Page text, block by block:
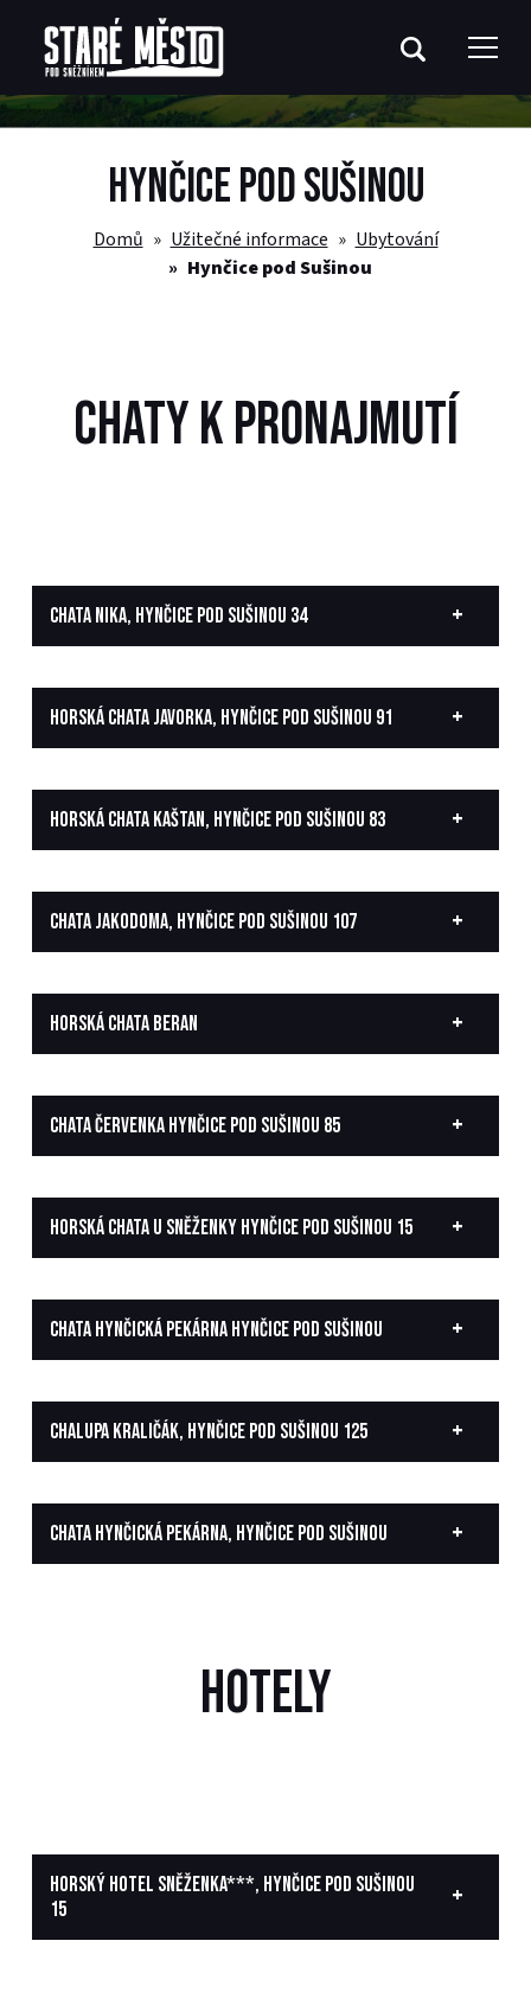
HYNČICE POD SUŠINOU
Domů Užitečné informace
Ubytování
Hynčice pod Sušinou
CHATY K PRONAJMUTÍ
CHATA NIKA, HYNČICE POD SUŠINOU 34
HORSKÁ CHATA JAVORKA, HYNČICE POD SUŠINOU 91
HORSKÁ CHATA KAŠTAN, HYNČICE POD SUŠINOU 83
CHATA JAKODOMA, HYNČICE POD SUŠINOU 107
HORSKÁ CHATA BERAN
CHATA ČERVENKA HYNČICE POD SUŠINOU 85
HORSKÁ CHATA U SNĚŽENKY HYNČICE POD SUŠINOU 15
CHATA HYNČICKÁ PEKÁRNA HYNČICE POD SUŠINOU
CHALUPA KRALIČÁK, HYNČICE POD SUŠINOU 125
CHATA HYNČICKÁ PEKÁRNA, HYNČICE POD SUŠINOU
HOTELY
HORSKÝ HOTEL SNĚŽENKA***, HYNČICE POD SUŠINOU
15